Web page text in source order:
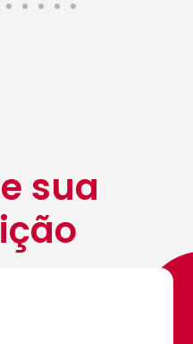
sua